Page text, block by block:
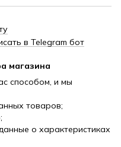
магазина
способом, и мы
товаров;
о характеристиках